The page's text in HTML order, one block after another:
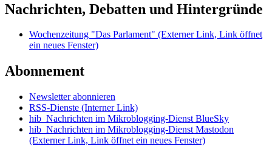
Nachrichten, Debatten und Hintergründe
Wochenzeitung "Das Parlament" (Externer Link, Link öffnet
ein neues Fenster)
Abonnement
Newsletter abonnieren
RSS-Dienste (Interner Link)
hib_Nachrichten im Mikroblogging-Dienst BlueSky
hib_Nachrichten im Mikroblogging-Dienst Mastodon
(Externer Link, Link öffnet ein neues Fenster)